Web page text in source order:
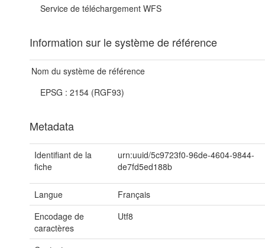
Service de téléchargement WFS
Information sur le système de référence
Nom du système de référence
EPSG : 2154 (RGF93)
Metadata
Identifiant de la
fiche
urn:uuid/5c9723f0-96de-4604-9844-
de7fd5ed188b
Langue
Français
Encodage de
caractères
Utf8